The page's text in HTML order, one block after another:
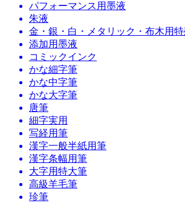
パフォーマンス用墨液
朱液
金・銀・白・メタリック・布木用
添加用墨液
コミックインク
かな細字筆
かな中字筆
かな大字筆
唐筆
細字実用
写経用筆
漢字一般半紙用筆
漢字条幅用筆
大字用特大筆
高級羊毛筆
珍筆